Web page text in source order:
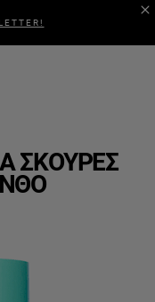
ΣΚΟΎΡΕΣ